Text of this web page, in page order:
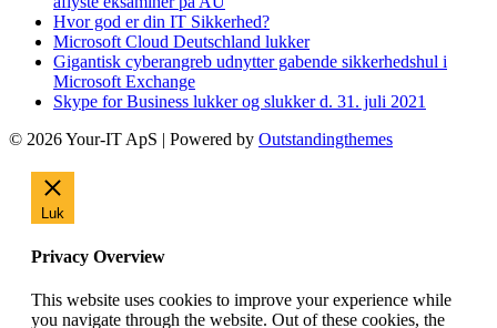
Hvor god er din IT Sikkerhed?
Microsoft Cloud Deutschland lukker
Gigantisk cyberangreb udnytter gabende sikkerhedshul i
Microsoft Exchange
Skype for Business lukker og slukker d. 31. juli 2021
© 2026 Your-IT ApS | Powered by Outstandingthemes
Luk
Privacy Overview
This website uses cookies to improve your experience while
you navigate through the website. Out of these cookies, the